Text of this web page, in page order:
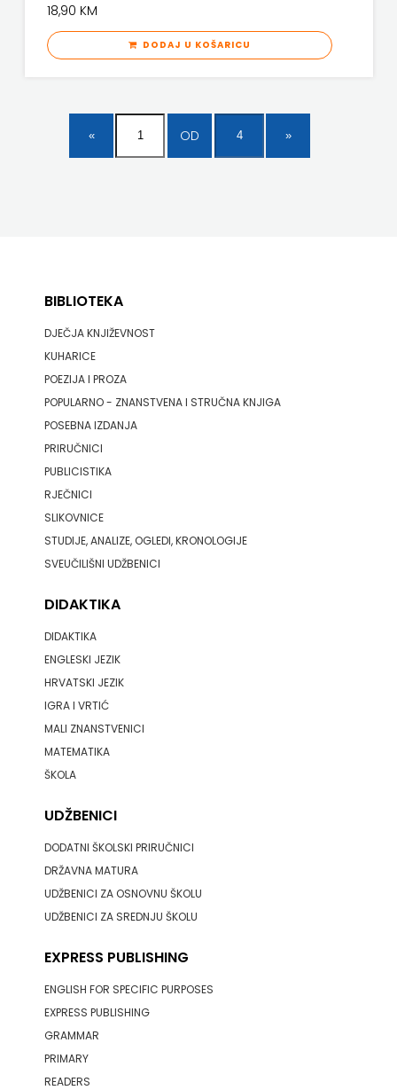
18,90 KM
DODAJ U KOŠARICU
OD
BIBLIOTEKA
DJEČJA KNJIŽEVNOST
KUHARICE
POEZIJA I PROZA
POPULARNO - ZNANSTVENA I STRUČNA KNJIGA
POSEBNA IZDANJA
PRIRUČNICI
PUBLICISTIKA
RJEČNICI
SLIKOVNICE
STUDIJE, ANALIZE, OGLEDI, KRONOLOGIJE
SVEUČILIŠNI UDŽBENICI
DIDAKTIKA
DIDAKTIKA
ENGLESKI JEZIK
HRVATSKI JEZIK
IGRA I VRTIĆ
MALI ZNANSTVENICI
MATEMATIKA
ŠKOLA
UDŽBENICI
DODATNI ŠKOLSKI PRIRUČNICI
DRŽAVNA MATURA
UDŽBENICI ZA OSNOVNU ŠKOLU
UDŽBENICI ZA SREDNJU ŠKOLU
EXPRESS PUBLISHING
ENGLISH FOR SPECIFIC PURPOSES
EXPRESS PUBLISHING
GRAMMAR
PRIMARY
READERS